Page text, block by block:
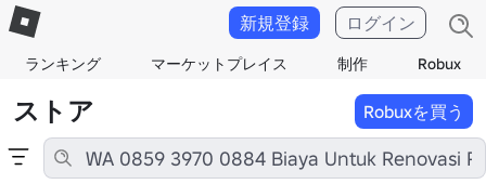
ランキング マーケットプレイス 制作 Robux
新規登録 ログイン
ストア Robuxを買う